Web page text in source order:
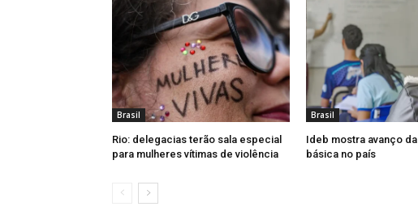
Brasil
Rio: delegacias terão sala especial
para mulheres vítimas de violência
Brasil
Ideb mostra avanço
básica no país